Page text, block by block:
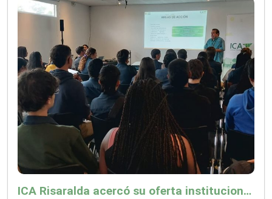
ICA Risaralda acercó su oferta institucional a productores y emprendedores en Expocamello